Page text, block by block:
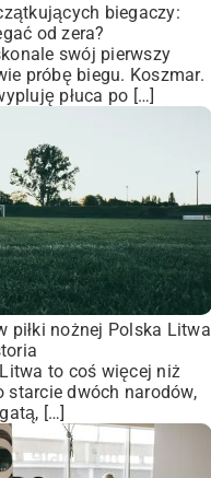
biegaczy:
od zera?
swój pierwszy
próbę biegu. Koszmar.
płuca po […]
piłki nożnej Polska Litwa
to coś więcej niż
starcie dwóch narodów,
[…]